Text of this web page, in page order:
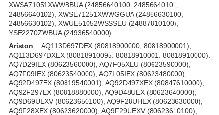
XWSA71051XWWBBUA (24856640100, 24856640101,
24856640102), XWSE71251XWWGGUA (24856630100,
24856630102), XWUE51052WSSSEU (24887810100),
YSE2270ZWBUA (24936540000)
Ariston AQ113D697DEX (80818900000, 80818900001),
AQ113D697DXEX (80818910095, 80818910001, 80818910000),
AQ7D29IEX (80623560000), AQ7F05XEU (80623590000),
AQ7F09IEX (80623540000), AQ7L05IEX (80623480000),
AQ92D497EX (80819540001), AQ92D497XEX (80847610000),
AQ92F297EX (80818880000), AQ9D48UEX (80623640000),
AQ9D69UEXV (80623650100), AQ9F28UHEX (80623630000),
AQ9F28XEX (80623620000), AQ9F29UEXV (80623610100),